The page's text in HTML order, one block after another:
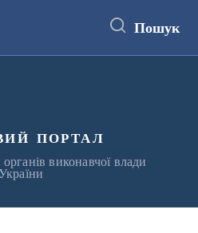
Пошук
портал
виконавчої влади